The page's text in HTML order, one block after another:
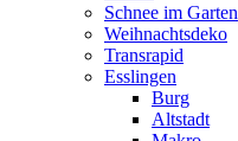
Schnee im Garten
Weihnachtsdeko
Transrapid
Esslingen
Burg
Altstadt